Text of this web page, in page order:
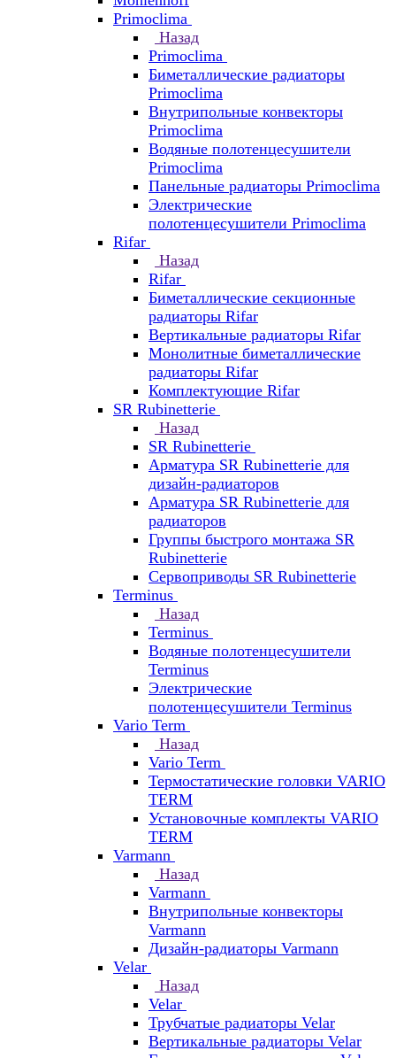
Primoclima
Назад
Primoclima
Биметаллические радиаторы
Primoclima
Внутрипольные конвекторы
Primoclima
Водяные полотенцесушители
Primoclima
Панельные радиаторы Primoclima
Электрические
полотенцесушители Primoclima
Rifar
Назад
Rifar
Биметаллические секционные
радиаторы Rifar
Вертикальные радиаторы Rifar
Монолитные биметаллические
радиаторы Rifar
Комплектующие Rifar
SR Rubinetterie
Назад
SR Rubinetterie
Арматура SR Rubinetterie для
дизайн-радиаторов
Арматура SR Rubinetterie для
радиаторов
Группы быстрого монтажа SR
Rubinetterie
Сервоприводы SR Rubinetterie
Terminus
Назад
Terminus
Водяные полотенцесушители
Terminus
Электрические
полотенцесушители Terminus
Vario Term
Назад
Vario Term
Термостатические головки VARIO
TERM
Установочные комплекты VARIO
TERM
Varmann
Назад
Varmann
Внутрипольные конвекторы
Varmann
Дизайн-радиаторы Varmann
Velar
Назад
Velar
Трубчатые радиаторы Velar
Вертикальные радиаторы Velar